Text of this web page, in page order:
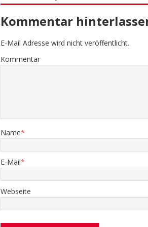
Kommentar
E-Mail Adresse wird nicht veröffentlicht.
Kommentar
Name*
E-Mail*
Webseite